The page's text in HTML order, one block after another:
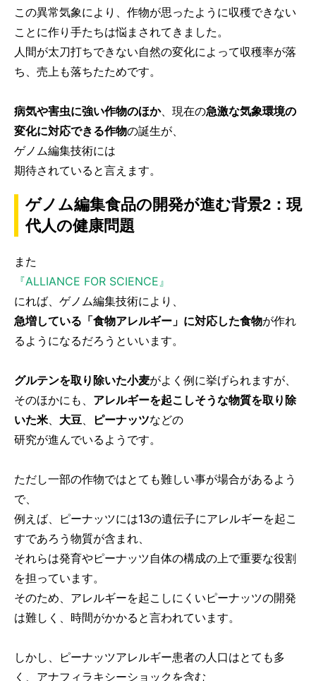
この異常気象により、作物が思ったように収穫できない
ことに作り手たちは悩まされてきました。
人間が太刀打ちできない自然の変化によって収穫率が落
ち、売上も落ちたためです。
病気や害虫に強い作物のほか、現在の急激な気象環境の
変化に対応できる作物の誕生が、
ゲノム編集技術には
期待されていると言えます。
ゲノム編集食品の開発が進む背景2：現
代人の健康問題
また
『ALLIANCE FOR SCIENCE』
にれば、ゲノム編集技術により、
急増している「食物アレルギー」に対応した食物が作れ
るようになるだろうといいます。
グルテンを取り除いた小麦がよく例に挙げられますが、
そのほかにも、 アレルギーを起こしそうな物質を取り除
いた米
大豆 ピーナッツなどの
研究が進んでいるようです。
ただし一部の作物ではとても難しい事が場合があるよう
で、
例えば、ピーナッツには13の遺伝子にアレルギーを起こ
すであろう物質が含まれ、
それらは発育やピーナッツ自体の構成の上で重要な役割
を担っています。
そのため、アレルギーを起こしにくいピーナッツの開発
は難しく、時間がかかると言われています。
しかし、ピーナッツアレルギー患者の人口はとても多
く、アナフィラキシーショックを含む